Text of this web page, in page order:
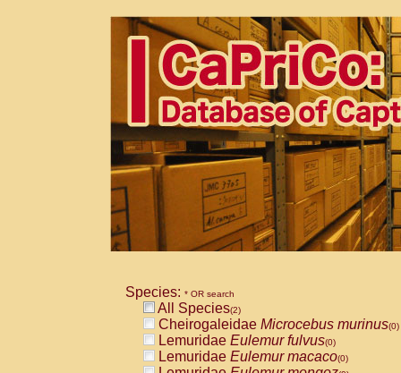
Species: * OR search
All Species(2)
Cheirogaleidae Microcebus murinus(0)
Lemuridae Eulemur fulvus(0)
Lemuridae Eulemur macaco(0)